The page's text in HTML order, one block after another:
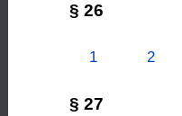
§ 26
1 2
§ 27